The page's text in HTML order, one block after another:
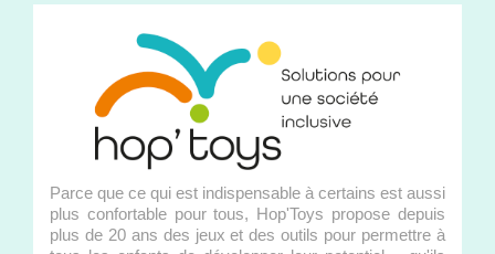
Parce que ce qui est indispensable à certains est aussi
plus confortable pour tous, Hop'Toys propose depuis
plus de 20 ans des jeux et des outils pour permettre à